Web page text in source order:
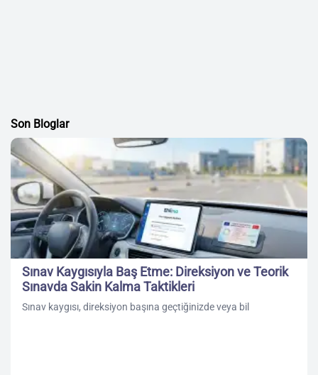
Son Bloglar
Sınav Kaygısıyla Baş Etme: Direksiyon ve Teorik
Sınavda Sakin Kalma Taktikleri
Sınav kaygısı, direksiyon başına geçtiğinizde veya bil